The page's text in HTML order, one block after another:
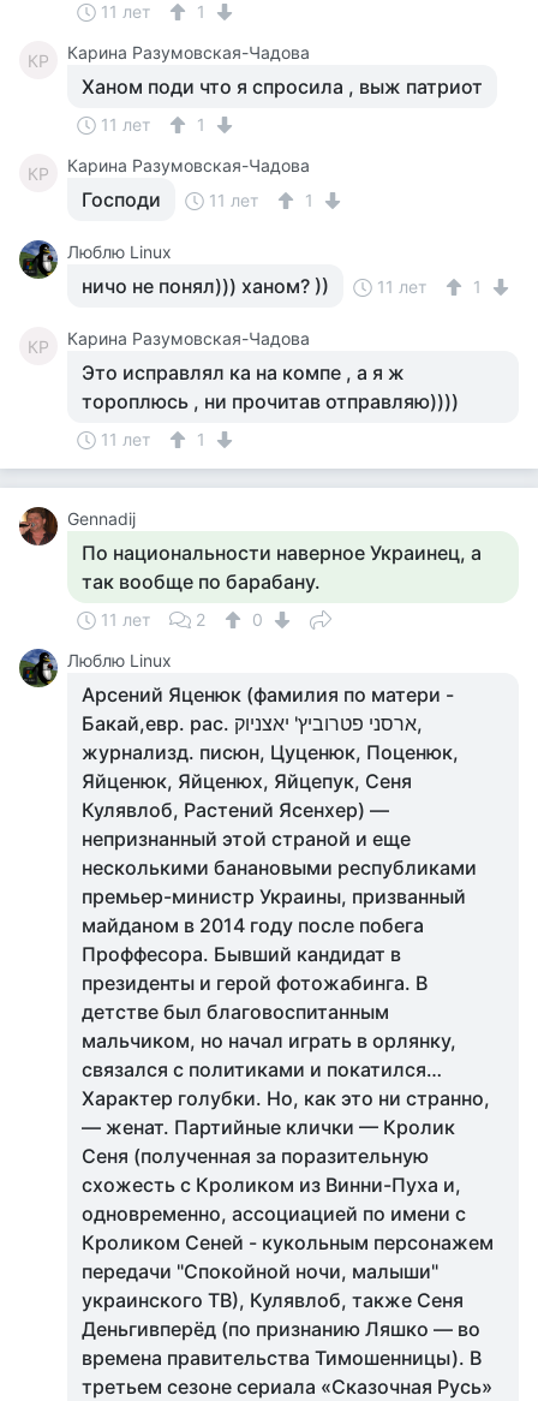
11 лет 1
КР Карина Разумовская-Чадова
Ханом поди что я спросила , выж патриот
11 лет 1
КР Карина Разумовская-Чадова
Господи 11 лет 1
Люблю Linux
ничо не понял))) ханом? )) 11 лет 1
КР Карина Разумовская-Чадова
Это исправлял ка на компе , а я ж
тороплюсь , ни прочитав отправляю))))
11 лет 1
Gennadij
По национальности наверное Украинец, а
так вообще по барабану.
11 лет 2
0
Люблю Linux
Арсений Яценюк (фамилия по матери -
Бакай,евр. рас. ארסני פטרוביץ' יאצניוק,
журнализд. писюн, Цуценюк, Поценюк,
Яйценюк, Яйценюх, Яйцепук, Сеня
Кулявлоб, Растений Ясенхер) —
непризнанный этой страной и еще
несколькими банановыми республиками
премьер-министр Украины, призванный
майданом в 2014 году после побега
Проффесора. Бывший кандидат в
президенты и герой фотожабинга. В
детстве был благовоспитанным
мальчиком, но начал играть в орлянку,
связался с политиками и покатился…
Характер голубки. Но, как это ни странно,
— женат. Партийные клички — Кролик
Сеня (полученная за поразительную
схожесть с Кроликом из Винни-Пуха и,
одновременно, ассоциацией по имени с
Кроликом Сеней - кукольным персонажем
передачи "Спокойной ночи, малыши"
украинского ТВ), Кулявлоб, также Сеня
Деньгивперёд (по признанию Ляшко — во
времена правительства Тимошенницы). В
третьем сезоне сериала «Сказочная Русь»